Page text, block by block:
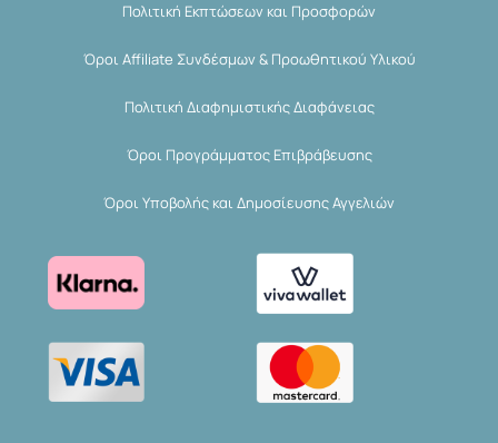
Πολιτική Εκπτώσεων και Προσφορών
Όροι Affiliate Συνδέσμων & Προωθητικού Υλικού
Πολιτική Διαφημιστικής Διαφάνειας
Όροι Προγράμματος Επιβράβευσης
Όροι Υποβολής και Δημοσίευσης Αγγελιών